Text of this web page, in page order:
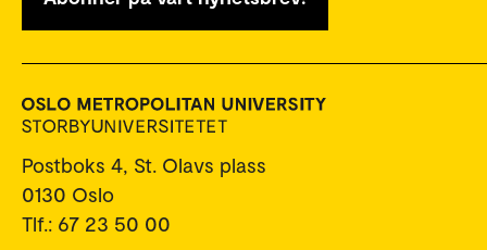
Postboks 4, St. Olavs plass
0130 Oslo
Tlf.: 67 23 50 00